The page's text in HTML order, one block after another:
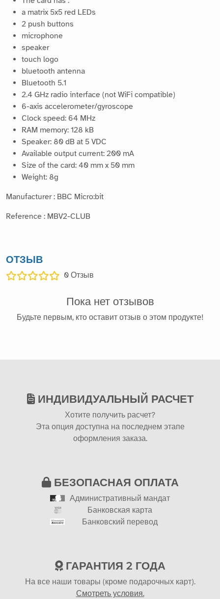
a matrix 5x5 red LEDs
2 push buttons
microphone
speaker
touch logo
bluetooth antenna
Bluetooth 5.1
2.4 GHz radio interface (not WiFi compatible)
6-axis accelerometer/gyroscope
Clock speed: 64 MHz
RAM memory: 128 kB
Speaker: 80 dB at 5 VDC
Available output current: 200 mA
Size of the card: 40 mm x 50 mm
Weight: 8g
Manufacturer : BBC Micro:bit
Reference : MBV2-CLUB
ОТЗЫВ
0 Отзыв
Пока нет отзывов
Будьте первым, кто оставит отзыв о этом продукте!
ИНДИВИДУАЛЬНЫЙ РАСЧЕТ
Хотите получить расчет?
Эта опция доступна на последнем этапе
оформления заказа.
БЕЗОПАСНАЯ ОПЛАТА
Административный мандат
Банковская карта
Банковский перевод
ГАРАНТИЯ 2 ГОДА
На все наши товары (кроме подарочных карт).
Смотреть условия.